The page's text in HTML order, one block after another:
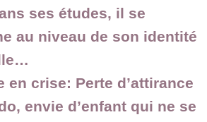
ses études, il se
au niveau de son identité
en crise: Perte d’attirance
envie d’enfant qui ne se